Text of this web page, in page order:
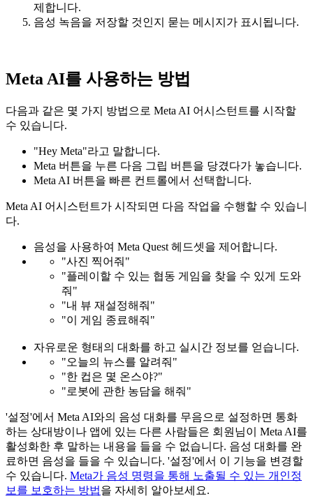
제합니다.
음성 녹음을 저장할 것인지 묻는 메시지가 표시됩니다.
Meta AI를 사용하는 방법
다음과 같은 몇 가지 방법으로 Meta AI 어시스턴트를 시작할
수 있습니다.
"Hey Meta"라고 말합니다.
Meta 버튼을 누른 다음 그립 버튼을 당겼다가 놓습니다.
Meta AI 버튼을 빠른 컨트롤에서 선택합니다.
Meta AI 어시스턴트가 시작되면 다음 작업을 수행할 수 있습니
다.
음성을 사용하여 Meta Quest 헤드셋을 제어합니다.
"사진 찍어줘"
"플레이할 수 있는 협동 게임을 찾을 수 있게 도와
줘"
"내 뷰 재설정해줘"
"이 게임 종료해줘"
자유로운 형태의 대화를 하고 실시간 정보를 얻습니다.
"오늘의 뉴스를 알려줘"
"한 컵은 몇 온스야?"
"로봇에 관한 농담을 해줘"
'설정'에서 Meta AI와의 음성 대화를 무음으로 설정하면 통화
하는 상대방이나 앱에 있는 다른 사람들은 회원님이 Meta AI를
활성화한 후 말하는 내용을 들을 수 없습니다. 음성 대화를 완
료하면 음성을 들을 수 있습니다. '설정'에서 이 기능을 변경할
수 있습니다. Meta가 음성 명령을 통해 노출될 수 있는 개인정
보를 보호하는 방법을 자세히 알아보세요.